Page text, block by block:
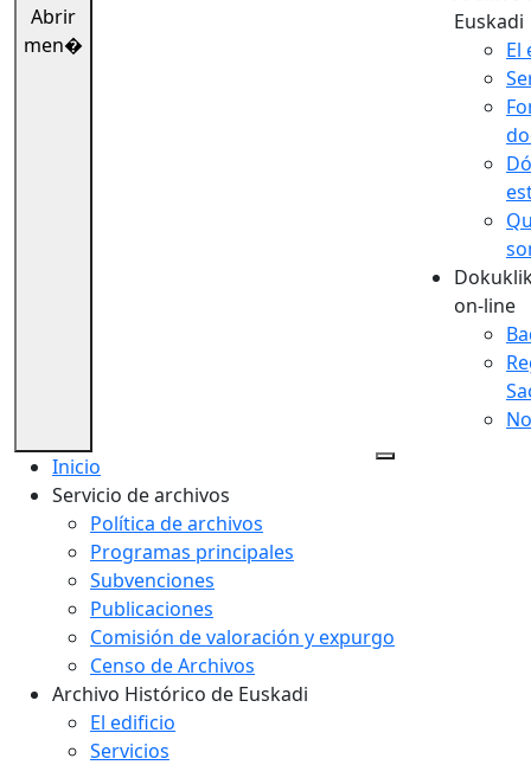
Abrir
men�
Euskadi
El
on-line
Inicio
Servicio de archivos
Política de archivos
Programas principales
Subvenciones
Publicaciones
Comisión de valoración y expurgo
Censo de Archivos
Archivo Histórico de Euskadi
El edificio
Servicios